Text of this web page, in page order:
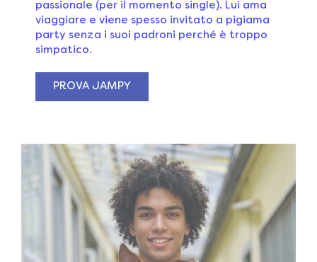
passionale (per il momento single). Lui ama
viaggiare e viene spesso invitato a pigiama
party senza i suoi padroni perché è troppo
simpatico.
PROVA JAMPY